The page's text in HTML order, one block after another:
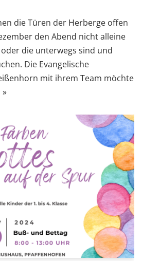
die Türen der Herberge offen
den Abend nicht alleine
die unterwegs sind und
Die Evangelische
mit ihrem Team möchte
»